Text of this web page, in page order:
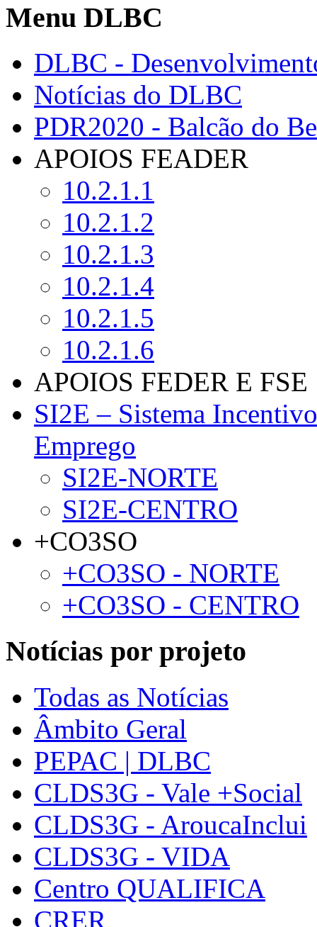
Menu DLBC
DLBC -
Notícias do DLBC
PDR2020 - Balcão do
APOIOS FEADER
10.2.1.1
10.2.1.2
10.2.1.3
10.2.1.4
10.2.1.5
10.2.1.6
APOIOS FEDER E FSE
SI2E – Sistema
Emprego
SI2E-NORTE
SI2E-CENTRO
+CO3SO
+CO3SO - NORTE
+CO3SO - CENTRO
Notícias por projeto
Todas as Notícias
Âmbito Geral
PEPAC | DLBC
CLDS3G - Vale +Social
CLDS3G - AroucaInclui
CLDS3G - VIDA
Centro QUALIFICA
CRER